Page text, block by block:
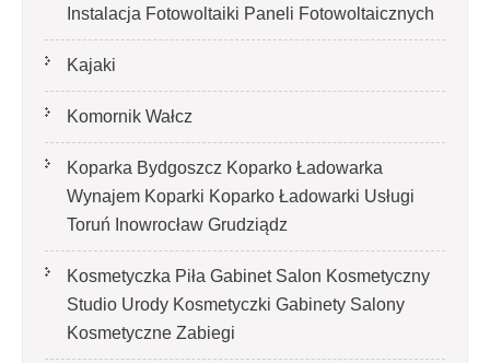
Instalacja Fotowoltaiki Paneli Fotowoltaicznych
Kajaki
Komornik Wałcz
Koparka Bydgoszcz Koparko Ładowarka
Wynajem Koparki Koparko Ładowarki Usługi
Toruń Inowrocław Grudziądz
Kosmetyczka Piła Gabinet Salon Kosmetyczny
Studio Urody Kosmetyczki Gabinety Salony
Kosmetyczne Zabiegi